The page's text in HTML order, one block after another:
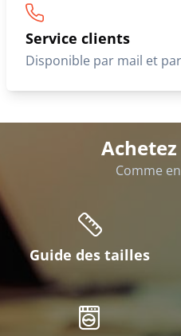
Service clients
Disponible par mail et
Comme
Guide des tailles